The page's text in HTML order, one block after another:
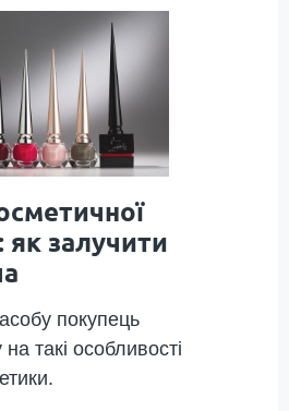
як залучити
покупець
такі особливості